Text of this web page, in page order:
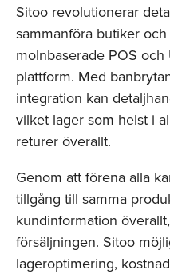
Sitoo revolutionerar
sammanföra butiker
molnbaserade POS
plattform. Med
integration kan
vilket lager som helst i
returer överallt.
Genom att förena alla
tillgång till samma
kundinformation
försäljningen. Sitoo
lageroptimering,